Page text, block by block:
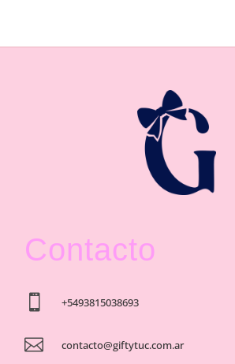
Contacto
 +5493815038693
 contacto@giftytuc.com.ar